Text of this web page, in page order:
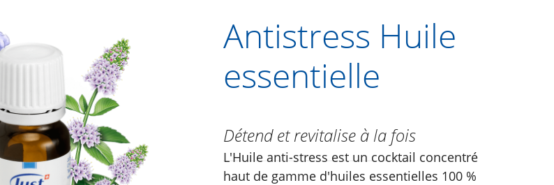
Antistress Huile
essentielle
Détend et revitalise à la fois
L'Huile anti-stress est un cocktail concentré
haut de gamme d'huiles essentielles 100 %